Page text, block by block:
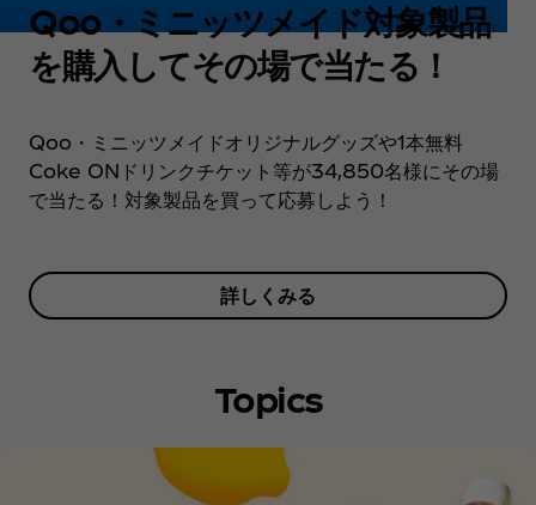
Qoo・ミニッツメイド対象製品
を購入してその場で当たる！
Qoo・ミニッツメイドオリジナルグッズや1本無料
Coke ONドリンクチケット等が34,850名様にその場
で当たる！対象製品を買って応募しよう！
詳しくみる
Topics